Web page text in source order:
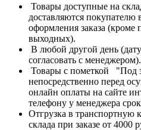
Товары доступные на
доставляются покупателю
оформления заказа (кроме
выходных).
В любой другой день
согласовать с менеджером).
Товары с пометкой "Под
непосредственно перед
онлайн оплаты на сайте
телефону у менеджера
Отгрузка в транспортную
склада при заказе от 4000